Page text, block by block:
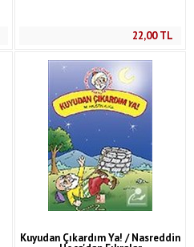
22,00TL
Kuyudan Çıkardım Ya! / Nasreddin